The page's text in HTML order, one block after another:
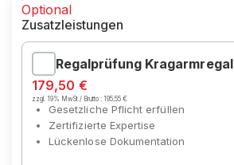
Optional
Zusatzleistungen
Regalprüfung Kragarmregal
179,50 €
zzgl. 19% MwSt / Brutto :195,55 €
Gesetzliche Pflicht erfüllen
Zertifizierte Expertise
Lückenlose Dokumentation